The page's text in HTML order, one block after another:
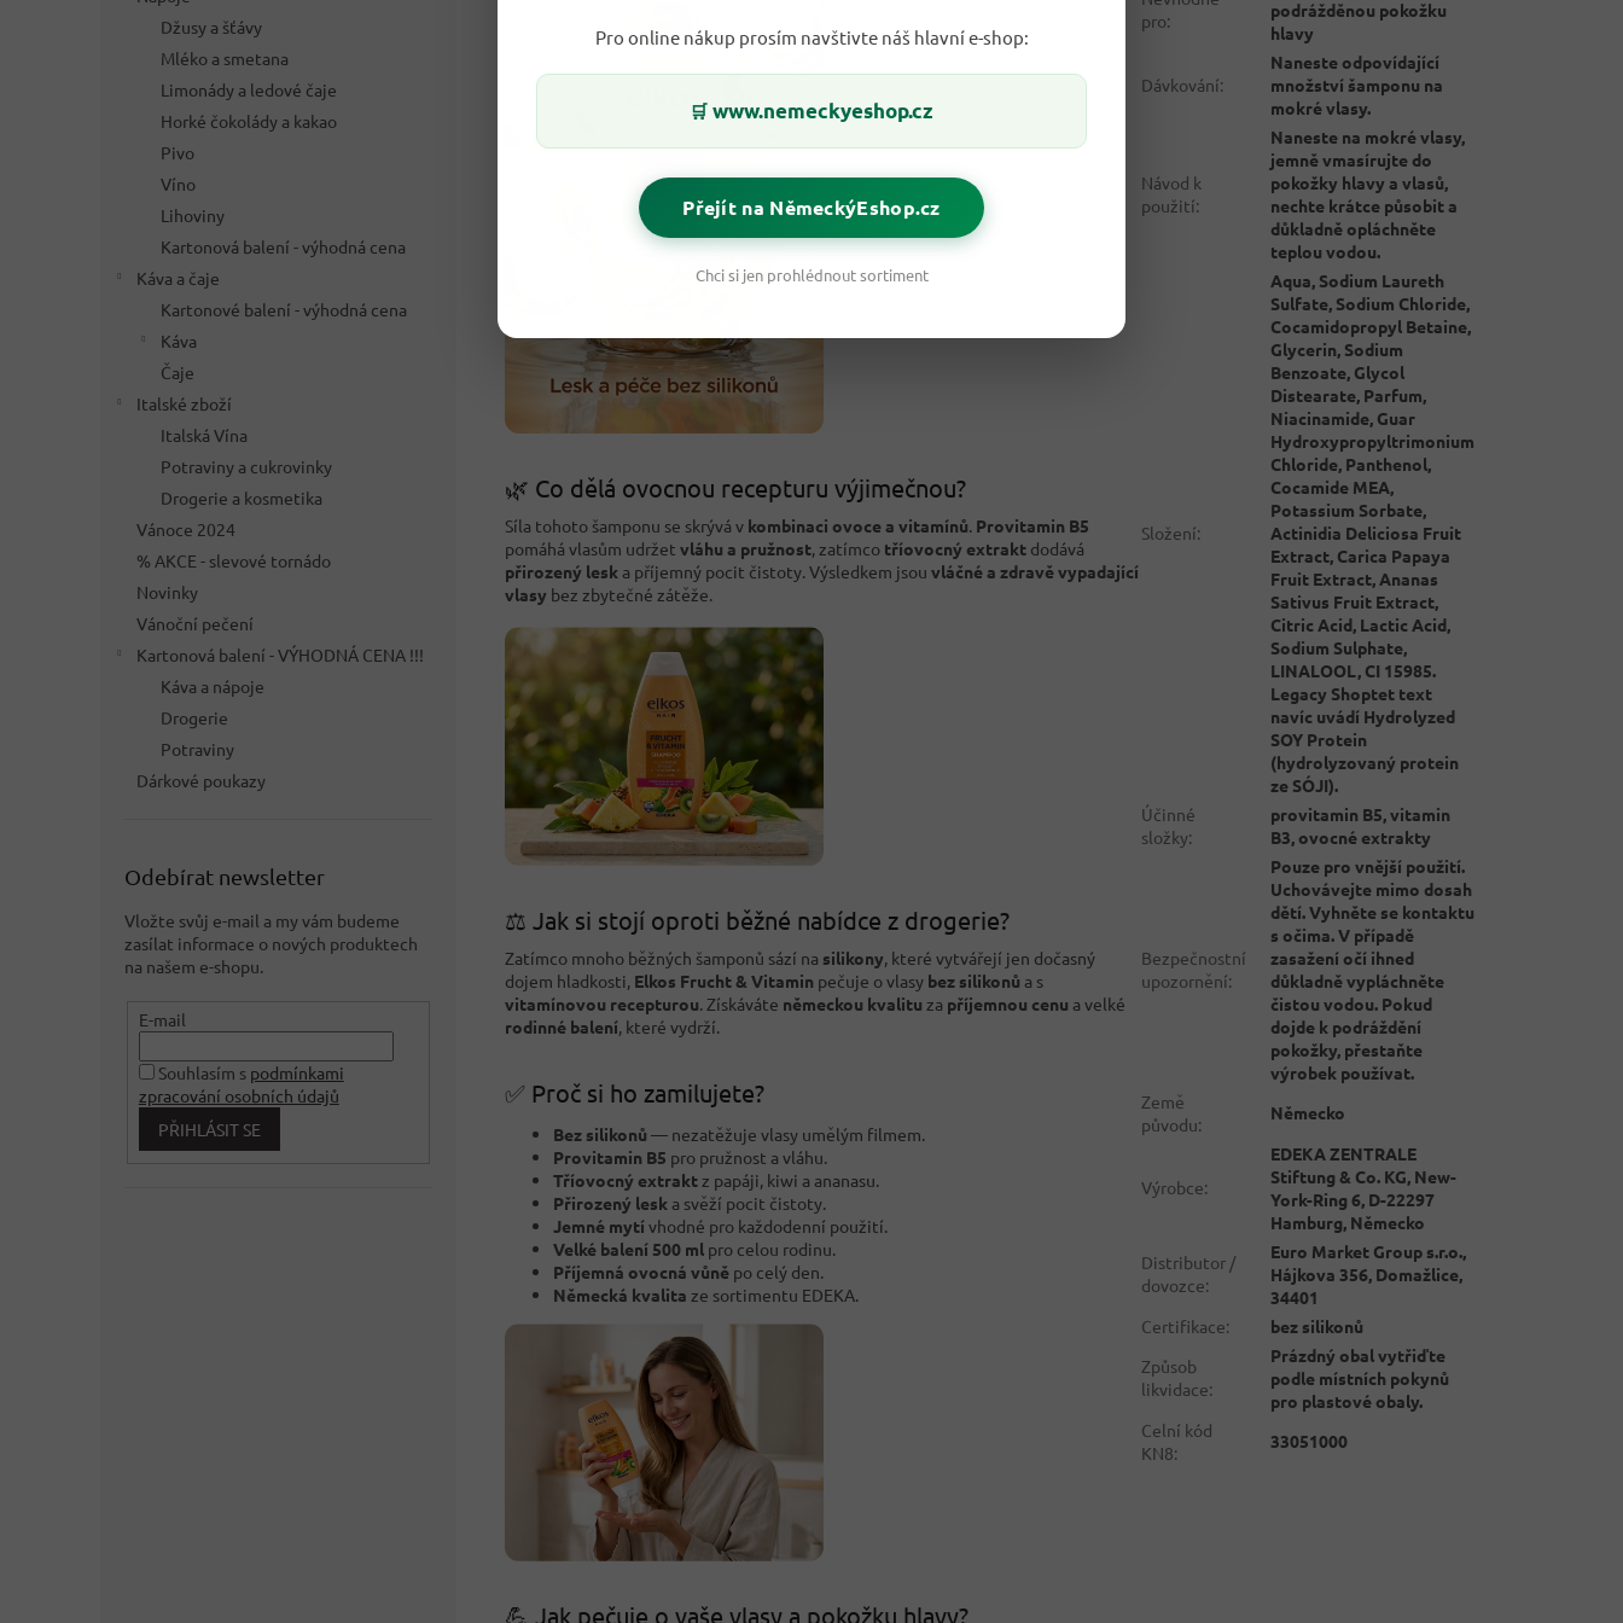
Pro online nákup prosím navštivte náš hlavní e-shop:
🛒 www.nemeckyeshop.cz
Přejít na NěmeckýEshop.cz
Chci si jen prohlédnout sortiment
Džusy a šťávy
Mléko a smetana
Limonády a ledové čaje
Horké čokolády a kakao
Pivo
Víno
Lihoviny
Kartonová balení - výhodná cena
Káva a čaje
Kartonové balení - výhodná cena
Káva
Čaje
Italské zboží
Italská Vína
Potraviny a cukrovinky
Drogerie a kosmetika
Vánoce 2024
% AKCE - slevové tornádo
Novinky
Vánoční pečení
Kartonová balení - VÝHODNÁ CENA !!!
Káva a nápoje
Drogerie
Potraviny
Dárkové poukazy
Odebírat newsletter
Vložte svůj e-mail a my vám budeme
zasílat informace o nových produktech
na našem e-shopu.
E-mail
Souhlasím s podmínkami
zpracování osobních údajů
PŘIHLÁSIT SE
🌿 Co dělá ovocnou recepturu výjimečnou?
Síla tohoto šamponu se skrývá v kombinaci ovoce a vitamínů. Provitamin B5
pomáhá vlasům udržet vláhu a pružnost, zatímco tříovocný extrakt dodává
přirozený lesk a příjemný pocit čistoty. Výsledkem jsou vláčné a zdravě vypadající
vlasy bez zbytečné zátěže.
⚖️ Jak si stojí oproti běžné nabídce z drogerie?
Zatímco mnoho běžných šamponů sází na silikony , které vytvářejí jen dočasný
dojem hladkosti, Elkos Frucht & Vitamin pečuje o vlasy bez silikonů a s
vitamínovou recepturou . Získáváte německou kvalitu za příjemnou cenu a velké
rodinné balení , které vydrží.
✅ Proč si ho zamilujete?
Bez silikonů — nezatěžuje vlasy umělým filmem.
Provitamin B5 pro pružnost a vláhu.
Tříovocný extrakt z papáji, kiwi a ananasu.
Přirozený lesk a svěží pocit čistoty.
Jemné mytí vhodné pro každodenní použití.
Velké balení 500 ml pro celou rodinu.
Příjemná ovocná vůně po celý den.
Německá kvalita ze sortimentu EDEKA.
💪 Jak pečuje o vaše vlasy a pokožku hlavy?
pro:
podrážděnou pokožku
hlavy
Dávkování:
Naneste odpovídající
množství šamponu na
mokré vlasy.
Návod k
použití:
Naneste na mokré vlasy,
jemně vmasírujte do
pokožky hlavy a vlasů,
nechte krátce působit a
důkladně opláchněte
teplou vodou.
Složení:
Aqua, Sodium Laureth
Sulfate, Sodium Chloride,
Cocamidopropyl Betaine,
Glycerin, Sodium
Benzoate, Glycol
Distearate, Parfum,
Niacinamide, Guar
Hydroxypropyltrimonium
Chloride, Panthenol,
Cocamide MEA,
Potassium Sorbate,
Actinidia Deliciosa Fruit
Extract, Carica Papaya
Fruit Extract, Ananas
Sativus Fruit Extract,
Citric Acid, Lactic Acid,
Sodium Sulphate,
LINALOOL, CI 15985.
Legacy Shoptet text
navíc uvádí Hydrolyzed
SOY Protein
(hydrolyzovaný protein
ze SÓJI).
Účinné
složky:
provitamin B5, vitamin
B3, ovocné extrakty
Bezpečnostní
upozornění:
Pouze pro vnější použití.
Uchovávejte mimo dosah
dětí. Vyhněte se kontaktu
s očima. V případě
zasažení očí ihned
důkladně vypláchněte
čistou vodou. Pokud
dojde k podráždění
pokožky, přestaňte
výrobek používat.
Země
původu:
Německo
Výrobce:
EDEKA ZENTRALE
Stiftung & Co. KG, New-
York-Ring 6, D-22297
Hamburg, Německo
Distributor /
dovozce:
Euro Market Group s.r.o.,
Hájkova 356, Domažlice,
34401
Certifikace:
bez silikonů
Způsob
likvidace:
Prázdný obal vytřiďte
podle místních pokynů
pro plastové obaly.
Celní kód
KN8:
33051000